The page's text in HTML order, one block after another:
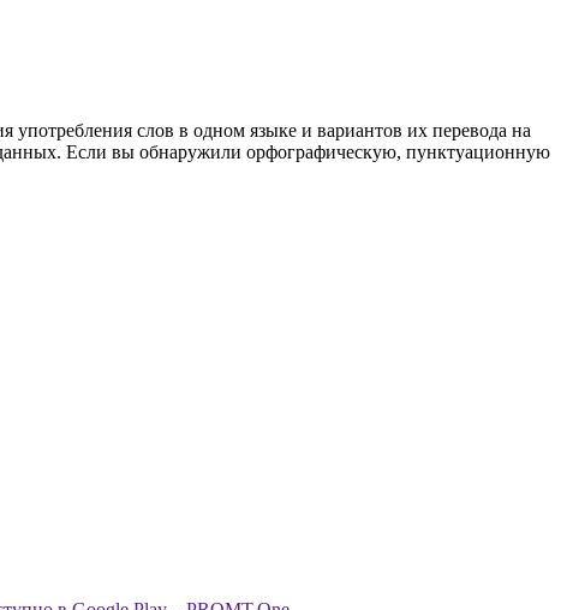
употребления слов в одном языке и вариантов их перевода на
Если вы обнаружили орфографическую, пунктуационную